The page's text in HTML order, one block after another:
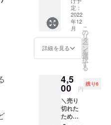
舗のみ
対応で
す） ・
コー
ティン
いて
キズ、
るもの
であ
り、全
くキズ
や汚れ
がつか
ただけ
ます。
オプ
ション
よりご
ださい
＊注意
希望の
方は、
送料は
当方負
担でお
送りい
ご明記
をお願
いいた
します
＊注意
事項 ・
望日程
の詳細
＆ご確
認の
メール
をさせ
いたし
ます！
《内
容》 ◯
お礼の
手紙
りん 6
個セッ
ト」 ※
メール
の返信
がない
まるご
と１
ホー
ル」 ※
２枚目
の写真
は店舗
でのご
メージ
写真で
す（フ
ルーツ
はつき
ませ
定：
2022
年12
月
詳細を見る
こ
の
リ
タ
ー
ン
を
選
択
す
る
4,5
00 円
残り6
＼売り
切れた
ため、